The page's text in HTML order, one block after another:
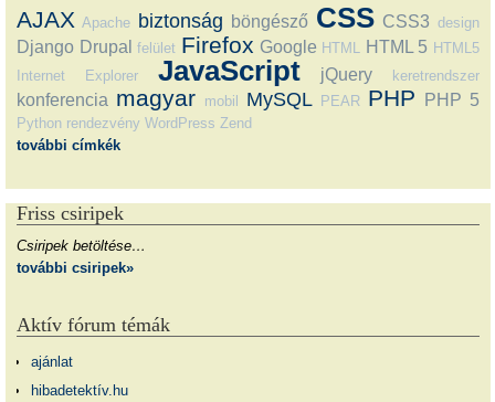
AJAX Apache biztonság böngésző CSS CSS3 design
Django Drupal felület Firefox Google HTML HTML 5 HTML5
Internet Explorer
JavaScript jQuery keretrendszer
konferencia magyar mobil MySQL PEAR PHP PHP 5
Python rendezvény WordPress Zend
további címkék
Friss csiripek
Csiripek betöltése…
további csiripek»
Aktív fórum témák
ajánlat
hibadetektív.hu